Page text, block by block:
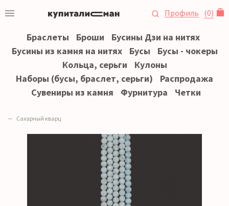
Профиль (0)
Браслеты Броши
Бусины Дзи на нитях
Бусины из камня на нитях
Бусы
Бусы - чокеры
Кольца, серьги
Кулоны
Наборы (бусы, браслет, серьги)
Распродажа
Сувениры из камня
Фурнитура Четки
Сахарный кварц